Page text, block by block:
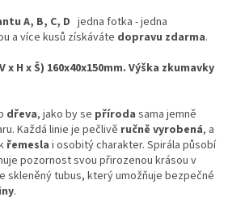
A, B, C, D jedna fotka - jedna
a více kusů získáváte dopravu zdarma.
H x Š) 160x40x150mm. Výška zkumavky
dřeva, jako by se příroda sama jemně
Každá linie je pečlivě ručně vyrobená, a
řemesla i osobitý charakter. Spirála působí
pozornost svou přirozenou krásou v
skleněný tubus, který umožňuje bezpečné
.